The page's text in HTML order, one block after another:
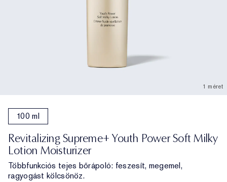
1 méret
100 ml
Revitalizing Supreme+ Youth Power Soft Milky
Lotion Moisturizer
Többfunkciós tejes bőrápoló: feszesít, megemel,
ragyogást kölcsönöz.